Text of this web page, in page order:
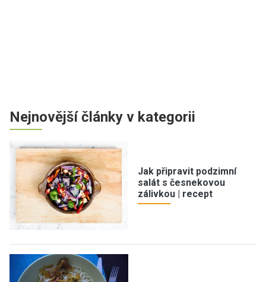
Nejnovější články v kategorii
Jak připravit podzimní
salát s česnekovou
zálivkou | recept